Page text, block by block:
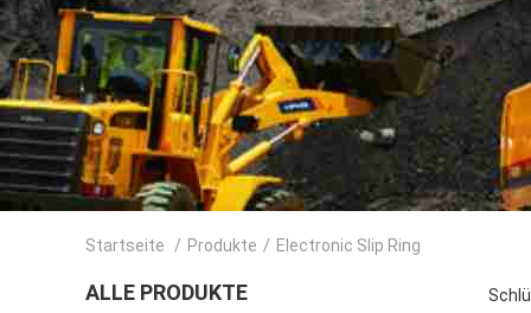
Startseite / Produkte / Electronic Slip Ring
ALLE PRODUKTE